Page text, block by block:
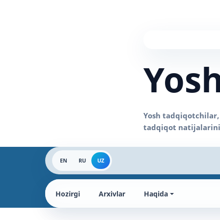
EN RU UZ
Hozirgi Arxivlar Haqida